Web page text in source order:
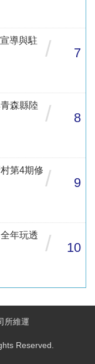
導與駐
/ 7
森縣陸
/ 8
第4期修 / 9
年玩透
/ 10
所維運
Reserved.